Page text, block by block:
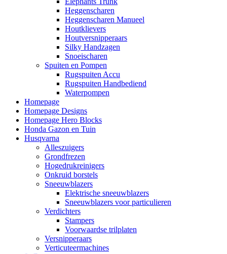
Heggenscharen
Heggenscharen Manueel
Houtklievers
Houtversnipperaars
Silky Handzagen
Snoeischaren
Spuiten en Pompen
Rugspuiten Accu
Rugspuiten Handbediend
Waterpompen
Homepage
Homepage Designs
Homepage Hero Blocks
Honda Gazon en Tuin
Husqvarna
Alleszuigers
Grondfrezen
Hogedrukreinigers
Onkruid borstels
Sneeuwblazers
Elektrische sneeuwblazers
Sneeuwblazers voor particulieren
Verdichters
Stampers
Voorwaardse trilplaten
Versnipperaars
Verticuteermachines